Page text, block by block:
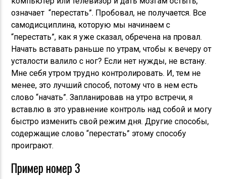
означает “перестать”. Пробовал, не получается. Все
самодисциплина, которую мы начинаем с
“перестать”, как я уже сказал, обречена на провал.
Начать вставать раньше по утрам, чтобы к вечеру от
усталости валило с ног? Если нет нужды, не встану.
Мне себя утром трудно контролировать. И, тем не
менее, это лучший способ, потому что в нем есть
слово “начать”. Запланировав на утро встречи, я
вставлю в это уравнение контроль над собой и могу
быстро изменить свой режим дня. Другие способы,
содержащие слово “перестать” этому способу
проиграют.
Пример номер 3